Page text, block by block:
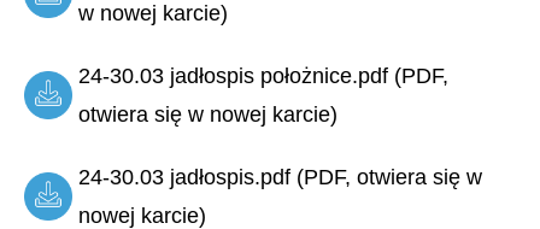
w nowej karcie)
24-30.03 jadłospis położnice.pdf (PDF,
otwiera się w nowej karcie)
24-30.03 jadłospis.pdf (PDF, otwiera się w
nowej karcie)